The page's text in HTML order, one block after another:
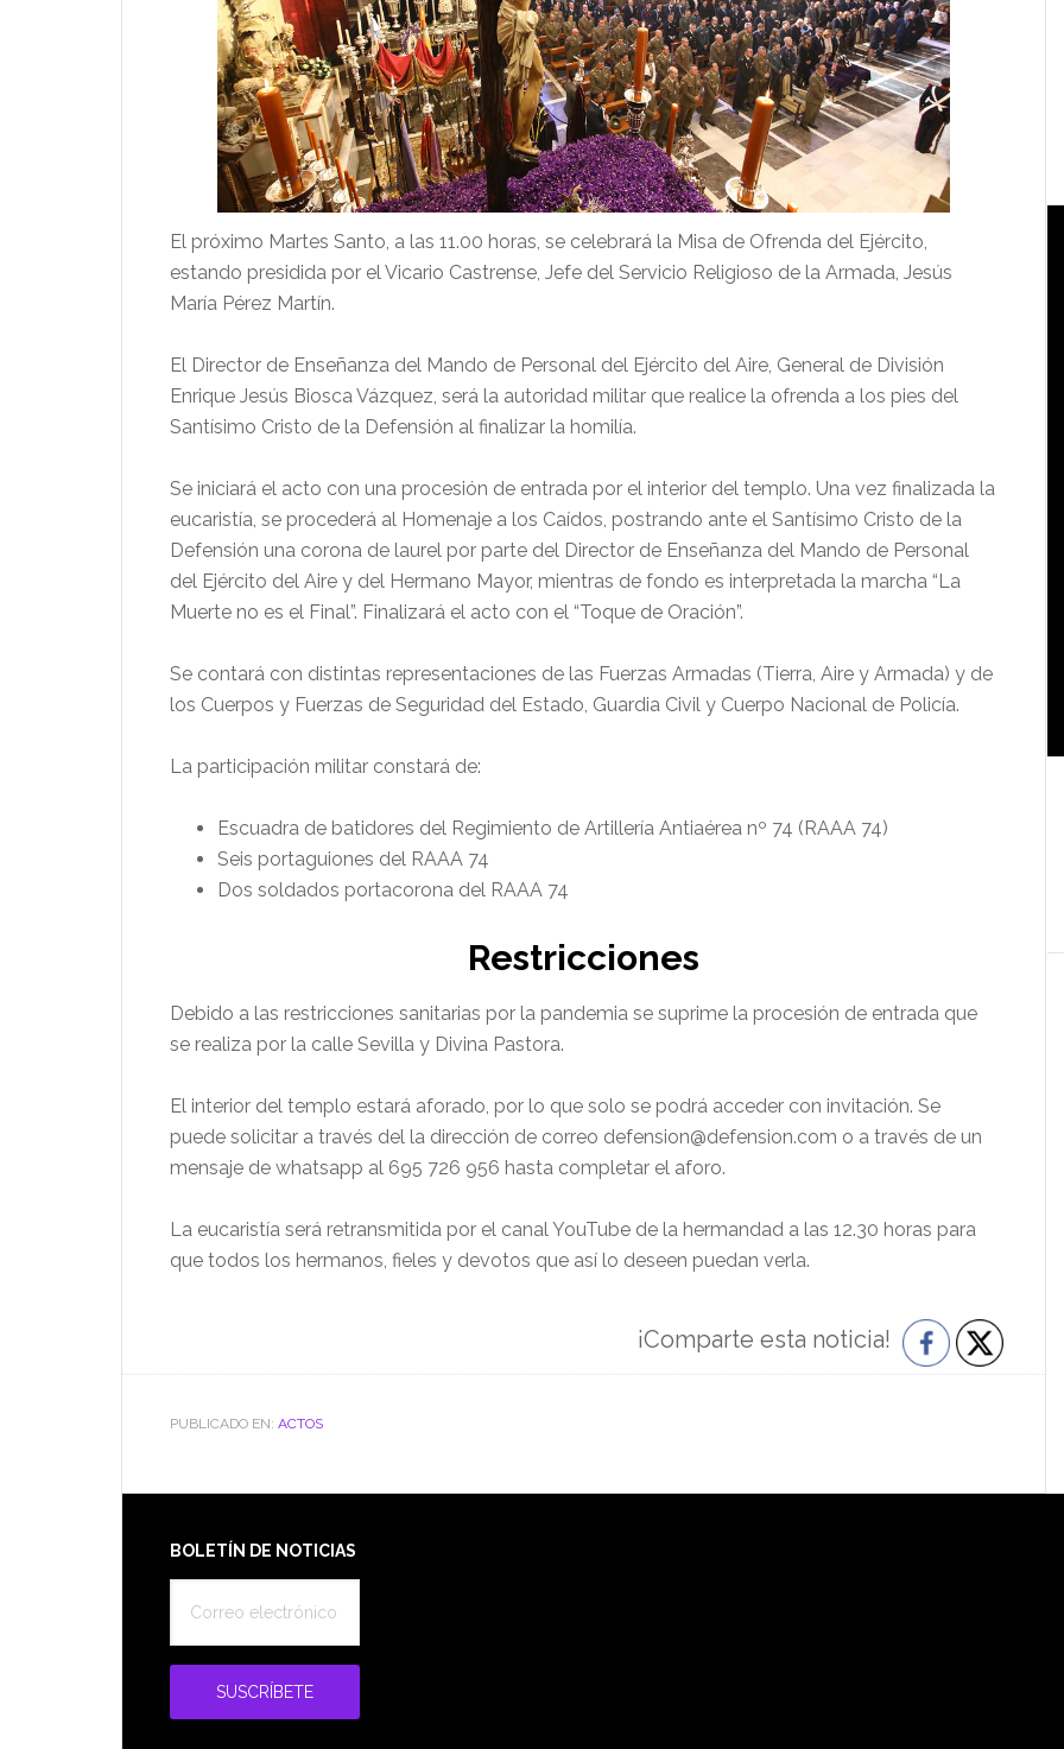
El próximo Martes Santo, a las 11.00 horas, se celebrará la Misa de Ofrenda del Ejército,
estando presidida por el Vicario Castrense, Jefe del Servicio Religioso de la Armada, Jesús
María Pérez Martín.
El Director de Enseñanza del Mando de Personal del Ejército del Aire, General de División
Enrique Jesús Biosca Vázquez, será la autoridad militar que realice la ofrenda a los pies del
Santísimo Cristo de la Defensión al finalizar la homilía.
Se iniciará el acto con una procesión de entrada por el interior del templo. Una vez finalizada la
eucaristía, se procederá al Homenaje a los Caídos, postrando ante el Santísimo Cristo de la
Defensión una corona de laurel por parte del Director de Enseñanza del Mando de Personal
del Ejército del Aire y del Hermano Mayor, mientras de fondo es interpretada la marcha “La
Muerte no es el Final”. Finalizará el acto con el “Toque de Oración”.
Se contará con distintas representaciones de las Fuerzas Armadas (Tierra, Aire y Armada) y de
los Cuerpos y Fuerzas de Seguridad del Estado, Guardia Civil y Cuerpo Nacional de Policía.
La participación militar constará de:
Escuadra de batidores del Regimiento de Artillería Antiaérea nº 74 (RAAA 74)
Seis portaguiones del RAAA 74
Dos soldados portacorona del RAAA 74
Restricciones
Debido a las restricciones sanitarias por la pandemia se suprime la procesión de entrada que
se realiza por la calle Sevilla y Divina Pastora.
El interior del templo estará aforado, por lo que solo se podrá acceder con invitación. Se
puede solicitar a través del la dirección de correo defension@defension.com o a través de un
mensaje de whatsapp al 695 726 956 hasta completar el aforo.
La eucaristía será retransmitida por el canal YouTube de la hermandad a las 12.30 horas para
que todos los hermanos, fieles y devotos que así lo deseen puedan verla.
¡Comparte esta noticia!
PUBLICADO EN: ACTOS
Footer
BOLETÍN DE NOTICIAS